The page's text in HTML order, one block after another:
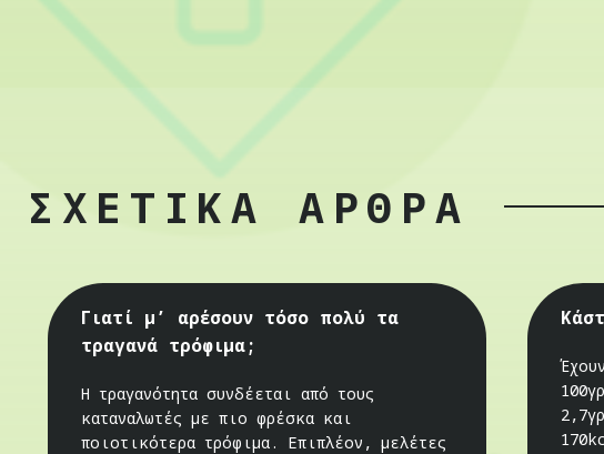
ΣΧΕΤΙΚΑ ΑΡΘΡΑ
Γιατί μ’ αρέσουν τόσο πολύ τα
τραγανά τρόφιμα;
Η τραγανότητα συνδέεται από τους
καταναλωτές με πιο φρέσκα και
ποιοτικότερα τρόφιμα. Επιπλέον, μελέτες